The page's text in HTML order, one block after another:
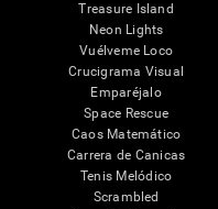
Treasure Island
Neon Lights
Vuélveme Loco
Crucigrama Visual
Emparéjalo
Space Rescue
Caos Matemático
Carrera de Canicas
Tenis Melódico
Scrambled